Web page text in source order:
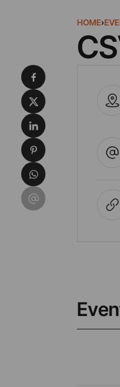
HOME›
Condividi su
Condividi su X
Condividi su
Condividi su
Condividi su
Condividi su Email